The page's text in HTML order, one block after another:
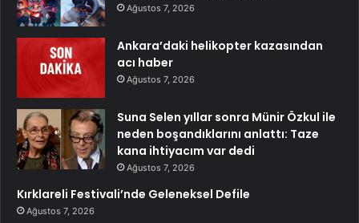
Ağustos 7, 2026
Ankara’daki helikopter kazasından
acı haber
Ağustos 7, 2026
Suna Selen yıllar sonra Münir Özkul ile
neden boşandıklarını anlattı: Taze
kana ihtiyacım var dedi
Ağustos 7, 2026
Kırklareli Festivali’nde Geleneksel Defile
Ağustos 7, 2026